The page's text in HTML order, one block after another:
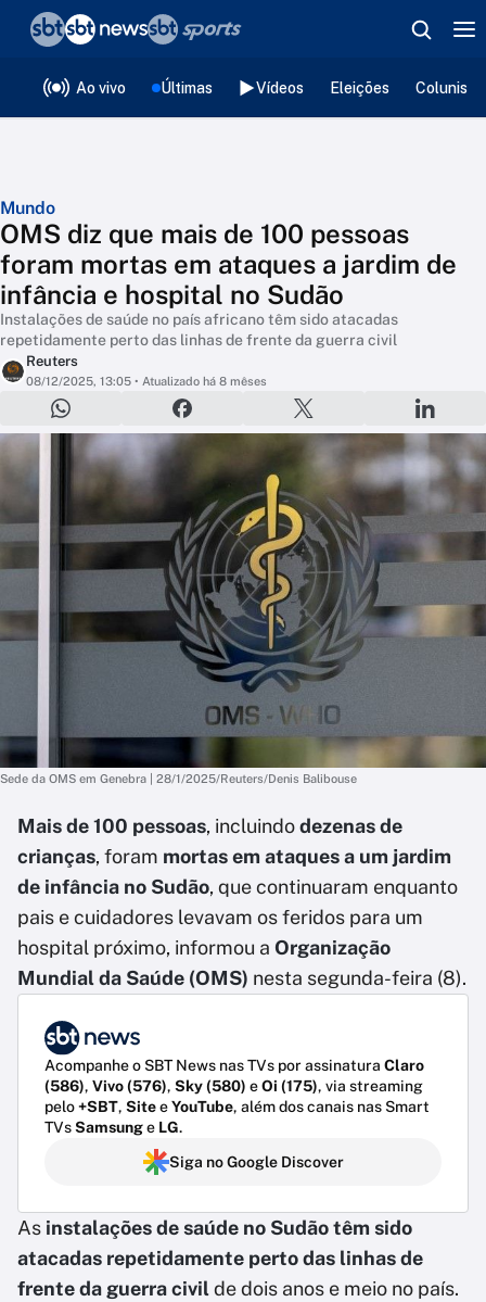
Ao vivo Últimas Vídeos Eleições
Mundo
OMS diz que mais de 100 pessoas
foram mortas em ataques a jardim de
infância e hospital no Sudão
Instalações de saúde no país africano têm sido atacadas
repetidamente perto das linhas de frente da guerra civil
Reuters
08/12/2025, 13:05 • Atualizado há 8 mêses
Sede da OMS em Genebra | 28/1/2025/Reuters/Denis Balibouse
Mais de 100 pessoas, incluindodezenas de
crianças, foram mortas em ataques a um jardim
de infância no Sudão, que continuaram enquanto
pais e cuidadores levavam os feridos para um
hospital próximo, informou a Organização
Mundial da Saúde (OMS) nesta segunda-feira (8).
Acompanhe o SBT News nas TVs por assinatura Claro
(586), Vivo (576), Sky (580) eOi (175), via streaming
pelo+SBT, SiteeYouTube, além dos canais nas Smart
TVsSamsunge LG.
Siga no Google Discover
As instalações de saúde no Sudão têm sido
atacadas repetidamente perto das linhas de
frente da guerra civilde dois anos e meio no país.
❮voltar
Editorias